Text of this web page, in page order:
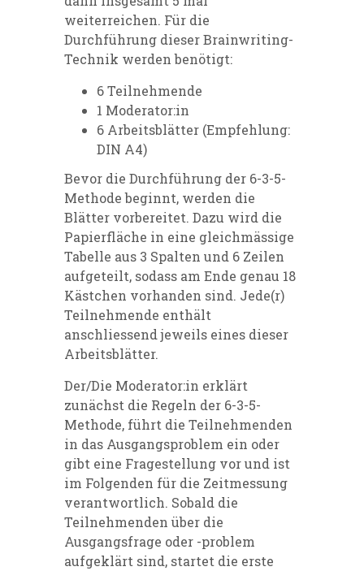
weiterreichen. Für die
Durchführung dieser Brainwriting-
Technik werden benötigt:
6 Teilnehmende
1 Moderator:in
6 Arbeitsblätter (Empfehlung:
DIN A4)
Bevor die Durchführung der 6-3-5-
Methode beginnt, werden die
Blätter vorbereitet. Dazu wird die
Papierfläche in eine gleichmässige
Tabelle aus 3 Spalten und 6 Zeilen
aufgeteilt, sodass am Ende genau 18
Kästchen vorhanden sind. Jede(r)
Teilnehmende enthält
anschliessend jeweils eines dieser
Arbeitsblätter.
Der/Die Moderator:in erklärt
zunächst die Regeln der 6-3-5-
Methode, führt die Teilnehmenden
in das Ausgangsproblem ein oder
gibt eine Fragestellung vor und ist
im Folgenden für die Zeitmessung
verantwortlich. Sobald die
Teilnehmenden über die
Ausgangsfrage oder -problem
aufgeklärt sind, startet die erste